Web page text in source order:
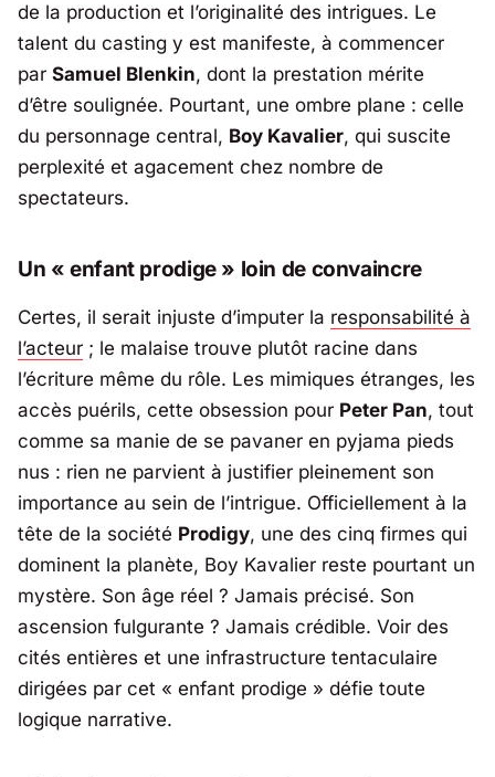
de la production et l’originalité des intrigues. Le
talent du casting y est manifeste, à commencer
par Samuel Blenkin, dont la prestation mérite
d’être soulignée. Pourtant, une ombre plane : celle
du personnage central, Boy Kavalier, qui suscite
perplexité et agacement chez nombre de
spectateurs.
Un « enfant prodige » loin de convaincre
Certes, il serait injuste d’imputer la responsabilité à
l’acteur ; le malaise trouve plutôt racine dans
l’écriture même du rôle. Les mimiques étranges, les
accès puérils, cette obsession pour Peter Pan, tout
comme sa manie de se pavaner en pyjama pieds
nus : rien ne parvient à justifier pleinement son
importance au sein de l’intrigue. Officiellement à la
tête de la société Prodigy, une des cinq firmes qui
dominent la planète, Boy Kavalier reste pourtant un
mystère. Son âge réel ? Jamais précisé. Son
ascension fulgurante ? Jamais crédible. Voir des
cités entières et une infrastructure tentaculaire
dirigées par cet « enfant prodige » défie toute
logique narrative.